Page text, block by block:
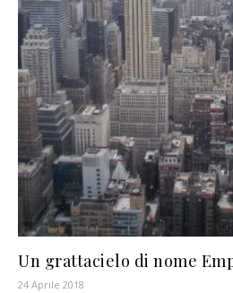
Un grattacielo di nome
24 Aprile 2018